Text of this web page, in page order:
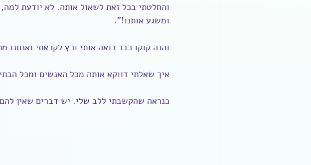
והחלטתי בכל זאת לשאול אותה. לא יודעת
ומשגע אותנו!".
והנה קוקו כבר רואה אותי ורץ לקראתי ואנחנו
איך שאלתי דווקא אותה מכל האנשים ומכל
כנראה שהקשבתי ללב שלי. יש דברים שאין